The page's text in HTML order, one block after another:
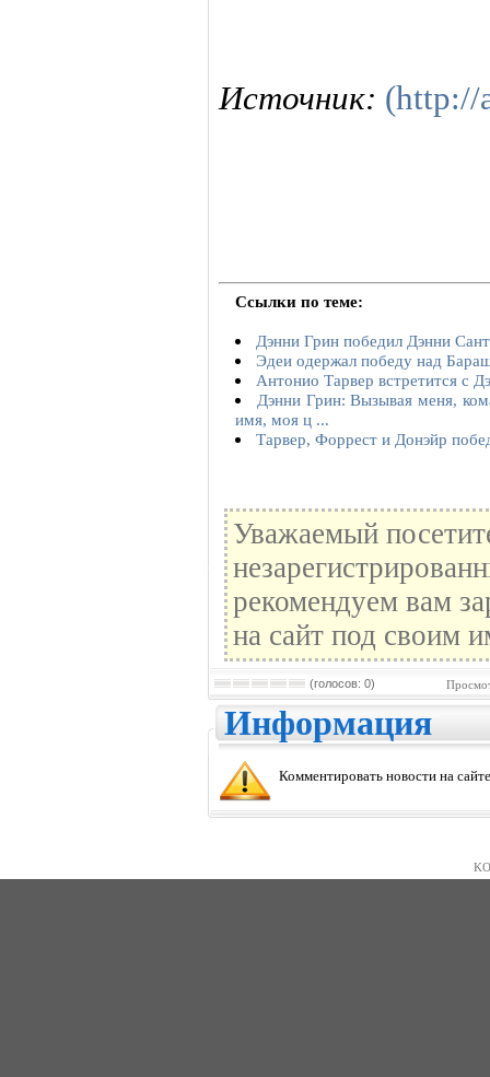
Источник: (http://
Ссылки по теме:
Дэнни Грин победил Дэнни
Эдеи одержал победу над
Антонио Тарвер встретится с
Дэнни Грин: Вызывая меня,
имя, моя ц ...
Тарвер, Форрест и Донэйр
Уважаемый
рекомендуем вам
на сайт под своим
(голосов: 0)
Информация
Комментировать новости на